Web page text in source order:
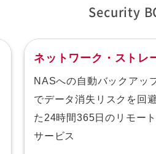
Security
ネットワーク・ストレ
NASへの自動バックアッ
でデータ消失リスクを回
た24時間365日のリモー
サービス